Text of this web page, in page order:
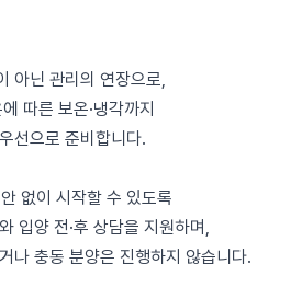
아닌 관리의 연장으로,
따른 보온·냉각까지
선으로 준비합니다.
없이 시작할 수 있도록
입양 전·후 상담을 지원하며,
나 충동 분양은 진행하지 않습니다.